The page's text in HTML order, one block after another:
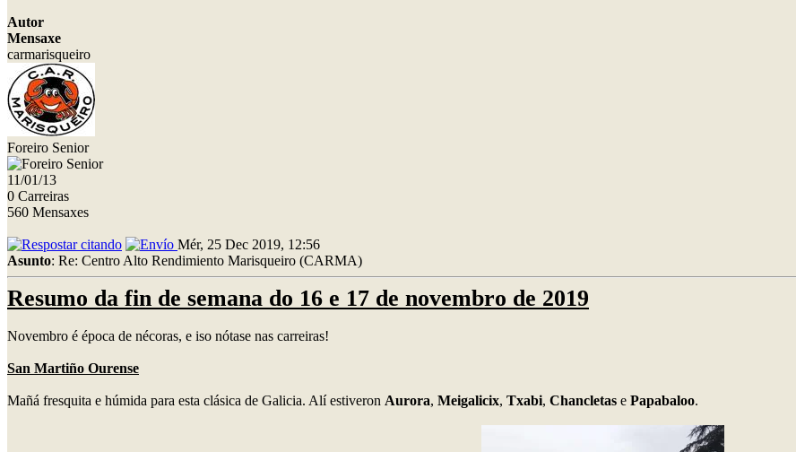
Autor
Mensaxe
carmarisqueiro
Foreiro Senior
11/01/13
0 Carreiras
560 Mensaxes
Mér, 25 Dec 2019, 12:56
Asunto: Re: Centro Alto Rendimiento Marisqueiro (CARMA)
Resumo da fin de semana do 16 e 17 de novembro de 2019
Novembro é época de nécoras, e iso nótase nas carreiras!
San Martiño Ourense
Mañá fresquita e húmida para esta clásica de Galicia. Alí estiveron Aurora, Meigalicix, Txabi, Chancletas e Papabaloo.